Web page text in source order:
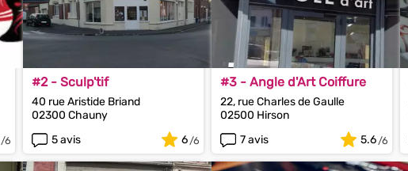
#2 - Sculp'tif
40 rue Aristide Briand
02300 Chauny
5 avis
6
#3 - Angle d'Art Coiffure
22, rue Charles de Gaulle
02500 Hirson
7 avis
5.6